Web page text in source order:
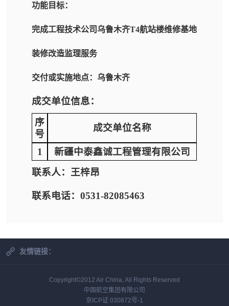
功能目标：
完成工程技术公司乌鲁木齐T4航站楼维修基地
装修改造监理服务
交付或实施地点： 乌鲁木齐
成交单位信息：
序
号
成交单位名称
1
新疆中泰鑫诚工程管理有限公司
联系人：王梓昂
联系电话：0531-82085463
友情链接：
Copyright©2012 Air China, All Rights Reserved
中国航空集团有限公司
京ICP证 030872号-1